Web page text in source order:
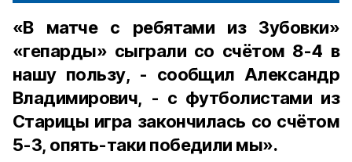
«В матче с ребятами из Зубовки»
«гепарды» сыграли со счётом 8-4 в
нашу пользу, - сообщил Александр
Владимирович, - с футболистами из
Старицы игра закончилась со счётом
5-3, опять-таки победили мы».